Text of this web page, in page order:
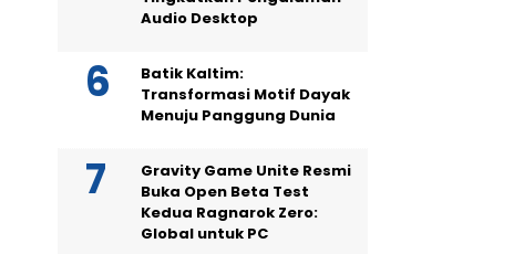
Audio Desktop
Batik Kaltim:
Transformasi Motif Dayak
Menuju Panggung Dunia
Gravity Game Unite Resmi
Buka Open Beta Test
Kedua Ragnarok Zero:
Global untuk PC